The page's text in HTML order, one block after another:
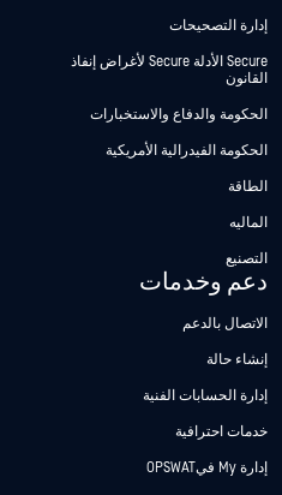
إدارة التصحيحات
Secure الأدلة Secure لأغراض إنفاذ
القانون
الحكومة والدفاع والاستخبارات
الحكومة الفيدرالية الأمريكية
الطاقة
الماليه
التصنيع
دعم وخدمات
الاتصال بالدعم
إنشاء حالة
إدارة الحسابات الفنية
خدمات احترافية
إدارة My فيOPSWAT